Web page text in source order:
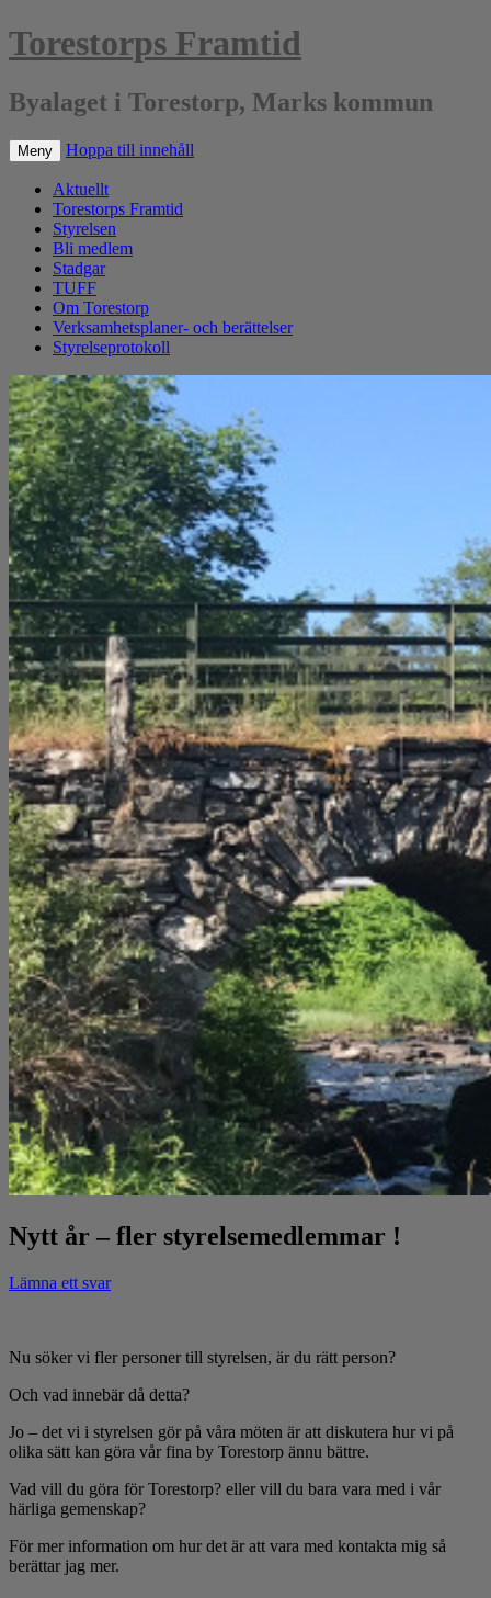
Torestorps Framtid
Byalaget i Torestorp, Marks kommun
Meny Hoppa till innehåll
Aktuellt
Torestorps Framtid
Styrelsen
Bli medlem
Stadgar
TUFF
Om Torestorp
Verksamhetsplaner- och berättelser
Styrelseprotokoll
Nytt år – fler styrelsemedlemmar !
Lämna ett svar
Nu söker vi fler personer till styrelsen, är du rätt person?
Och vad innebär då detta?
Jo – det vi i styrelsen gör på våra möten är att diskutera hur vi på
olika sätt kan göra vår fina by Torestorp ännu bättre.
Vad vill du göra för Torestorp? eller vill du bara vara med i vår
härliga gemenskap?
För mer information om hur det är att vara med kontakta mig så
berättar jag mer.